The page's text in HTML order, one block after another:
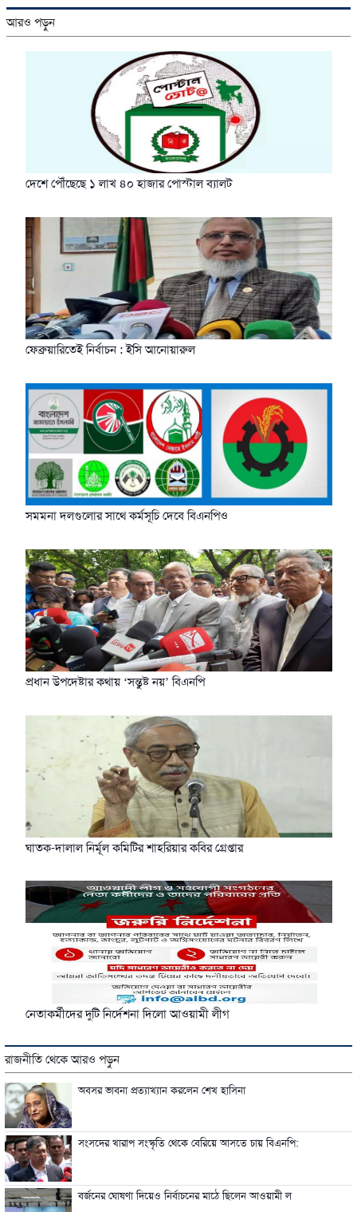
আরও পড়ুন
দেশে পৌঁছেছে ১ লাখ ৪০ হাজার পোস্টাল ব্যালট
ফেব্রুয়ারিতেই নির্বাচন : ইসি আনোয়ারুল
সমমনা দলগুলোর সাথে কর্মসূচি দেবে বিএনপিও
প্রধান উপদেষ্টার কথায় ‘সন্তুষ্ট নয়’ বিএনপি
ঘাতক-দালাল নির্মূল কমিটির শাহরিয়ার কবির গ্রেপ্তার
নেতাকর্মীদের দুটি নির্দেশনা দিলো আওয়ামী লীগ
রাজনীতি থেকে আরও পড়ুন
অবসর ভাবনা প্রত্যাখ্যান করলেন শেখ হাসিনা
সংসদের খারাপ সংস্কৃতি থেকে বেরিয়ে আসতে চায় বিএনপি:
বর্জনের ঘোষণা দিয়েও নির্বাচনের মাঠে ছিলেন আওয়ামী ল